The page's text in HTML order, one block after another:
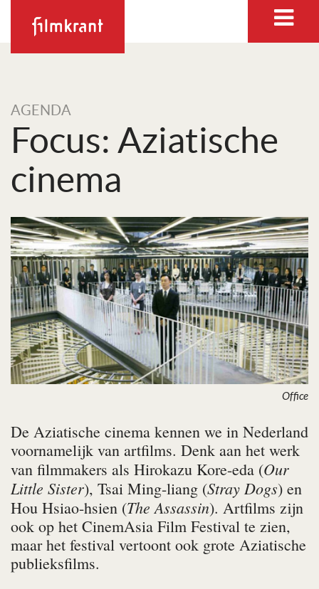
AGENDA
Focus: Aziatische
cinema
Office
De Aziatische cinema kennen we in Nederland
voornamelijk van artfilms. Denk aan het werk
van filmmakers als Hirokazu Kore-eda (Our
Little Sister), Tsai Ming-liang (Stray Dogs) en
Hou Hsiao-hsien (The Assassin). Artfilms zijn
ook op het CinemAsia Film Festival te zien,
maar het festival vertoont ook grote Aziatische
publieksfilms.